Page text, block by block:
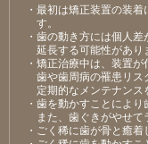
・最初は矯正装置の装
す。
・歯の動き方には個人
延長する可能性があり
・矯正治療中は、装置
歯や歯周病の罹患リス
定期的なメンテナンス
・歯を動かすことによ
また、歯ぐきがやせて
・ごく稀に歯が骨と癒